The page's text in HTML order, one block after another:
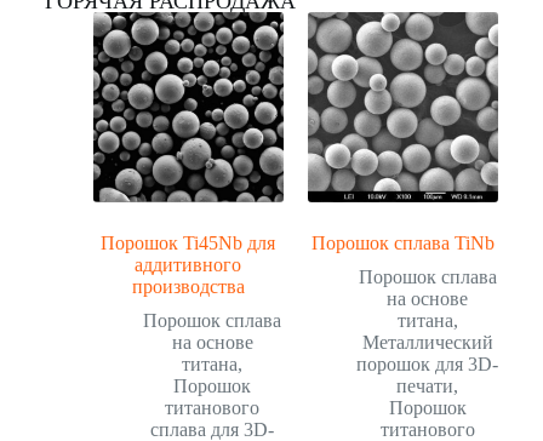
Порошок Ti45Nb для
аддитивного
производства
Порошок сплава
на основе
титана,
Порошок
титанового
сплава для 3D-
Порошок сплава TiNb
Порошок сплава
на основе
титана,
Металлический
порошок для 3D-
печати,
Порошок
титанового